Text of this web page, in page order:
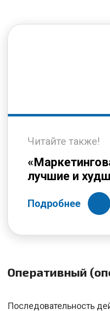
Читайте также!
лучшие и
Подробнее
Оперативный
Последовательность